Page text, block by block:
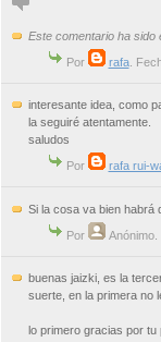
Este comentario ha sido
Por
rafa.
interesante idea, como
la seguiré atentamente.
saludos
Por
rafa rui-
Si la cosa va bien habrá
Por
Anónimo.
buenas jaizki, es la
suerte, en la primera no
lo primero gracias por tu